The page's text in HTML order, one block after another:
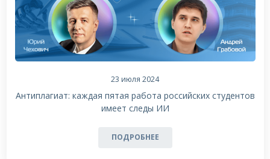
23 июля 2024
Антиплагиат: каждая пятая работа российских студентов
имеет следы ИИ
ПОДРОБНЕЕ